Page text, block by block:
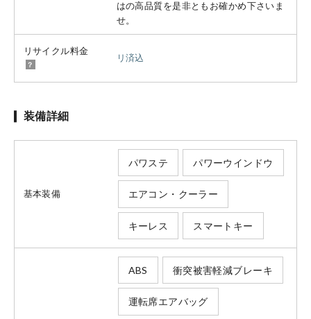
はの高品質を是非ともお確かめ下さいま
せ。
リサイクル料金
リ済込
装備詳細
基本装備
パワステ パワーウインドウ
エアコン・クーラー
キーレス スマートキー
ABS 衝突被害軽減ブレーキ
運転席エアバッグ